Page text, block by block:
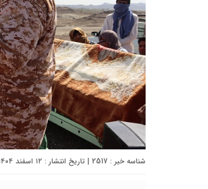
شناسه خبر : 2517 | تاریخ انتشار : ۱۲ اسفند ۱۴۰۴ - ۱۴:۰۸ | تعداد دیدگاه :